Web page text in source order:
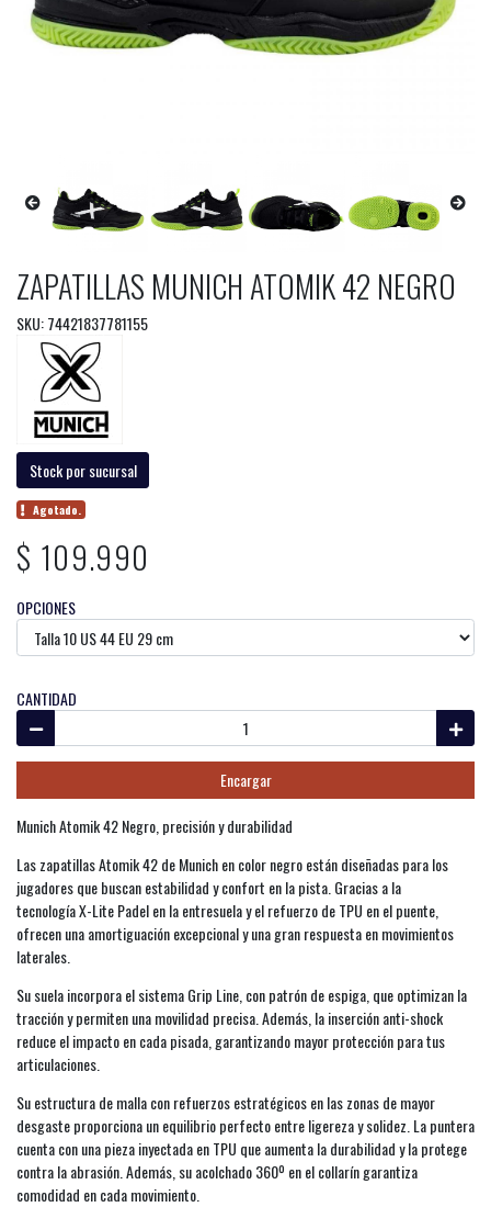
ZAPATILLAS MUNICH ATOMIK 42 NEGRO
SKU: 74421837781155
Stock por sucursal
Agotado.
$ 109.990
OPCIONES
CANTIDAD
Encargar
Munich Atomik 42 Negro, precisión y durabilidad
Las zapatillas Atomik 42 de Munich en color negro están diseñadas para los
jugadores que buscan estabilidad y confort en la pista. Gracias a la
tecnología X-Lite Padel en la entresuela y el refuerzo de TPU en el puente,
ofrecen una amortiguación excepcional y una gran respuesta en movimientos
laterales.
Su suela incorpora el sistema Grip Line, con patrón de espiga, que optimizan la
tracción y permiten una movilidad precisa. Además, la inserción anti-shock
reduce el impacto en cada pisada, garantizando mayor protección para tus
articulaciones.
Su estructura de malla con refuerzos estratégicos en las zonas de mayor
desgaste proporciona un equilibrio perfecto entre ligereza y solidez. La puntera
cuenta con una pieza inyectada en TPU que aumenta la durabilidad y la protege
contra la abrasión. Además, su acolchado 360º en el collarín garantiza
comodidad en cada movimiento.